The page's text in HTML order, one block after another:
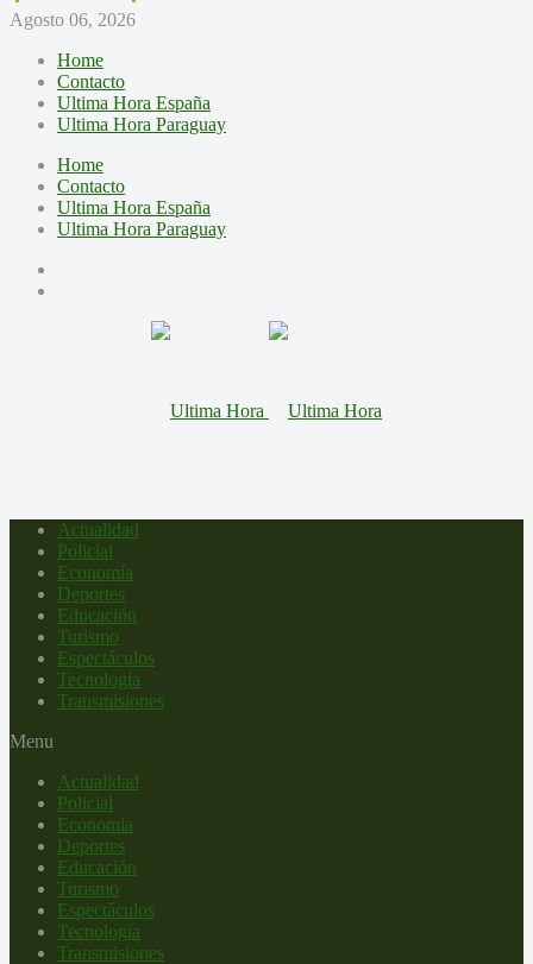
Agosto 06, 2026
Home
Contacto
Ultima Hora España
Ultima Hora Paraguay
Home
Contacto
Ultima Hora España
Ultima Hora Paraguay
Actualidad
Policial
Economía
Deportes
Educación
Turismo
Espectáculos
Tecnología
Transmisiones
Menu
Actualidad
Policial
Economía
Deportes
Educación
Turismo
Espectáculos
Tecnología
Transmisiones